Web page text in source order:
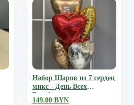
Набор Шаров из 7 сердец
микс - День Всех
Влюбленных
149.00 BYN